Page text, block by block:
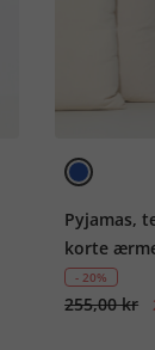
Pyjamas,
korte
- 20%
255,00 kr